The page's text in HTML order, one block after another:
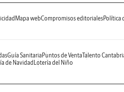
Mapa webCompromisos editorialesPolítica
Guía Sanitaria Puntos de VentaTalento
de Navidad Lotería del Niño